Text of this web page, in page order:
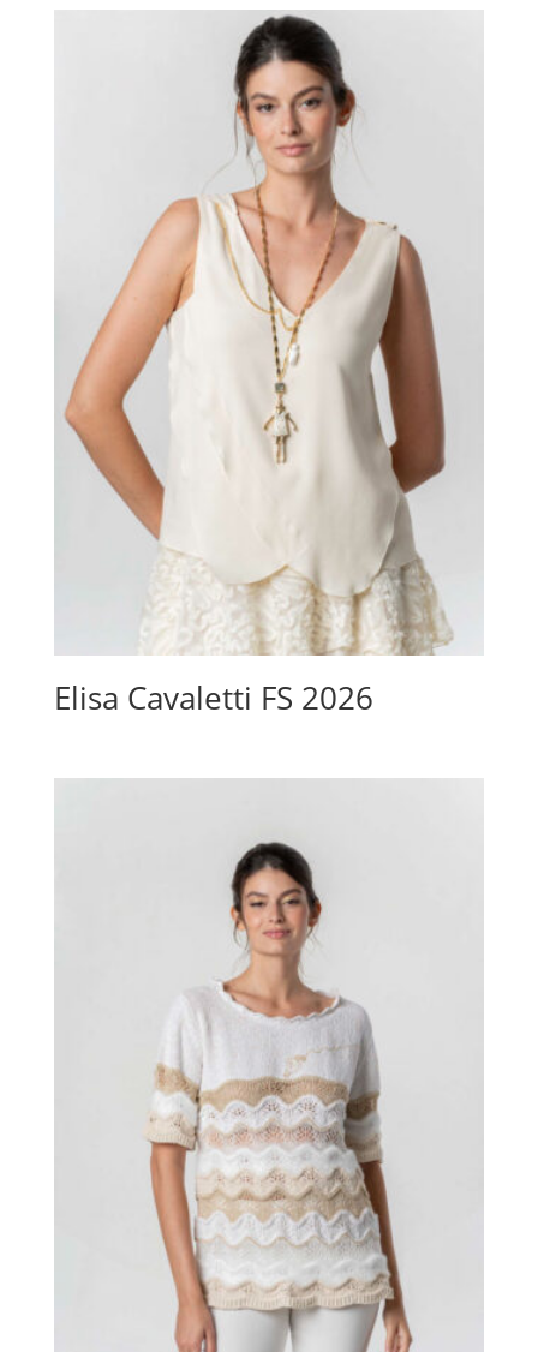
Elisa Cavaletti FS 2026